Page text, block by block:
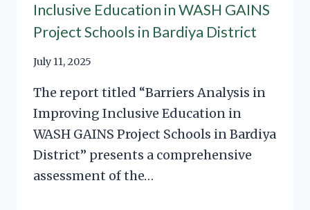
Inclusive Education in WASH GAINS
Project Schools in Bardiya District
July 11, 2025
The report titled “Barriers Analysis in
Improving Inclusive Education in
WASH GAINS Project Schools in Bardiya
District” presents a comprehensive
assessment of the…